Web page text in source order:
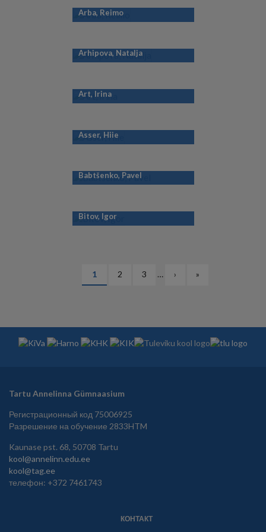
Arba, Reimo
Arhipova, Natalja
Art, Irina
Asser, Hiie
Babtšenko, Pavel
Bitov, Igor
Текущая
страница
1 Страница
2 Страница
3 …
Следующая
›
Последняя
»
Tartu Annelinna Gümnaasium
Регистрационный код 75006925
Разрешение на обучение 2833HTM
Kaunase pst. 68, 50708 Tartu
kool@annelinn.edu.ee
kool@tag.ee
телефон: +372 7461743
КОНТАКТ